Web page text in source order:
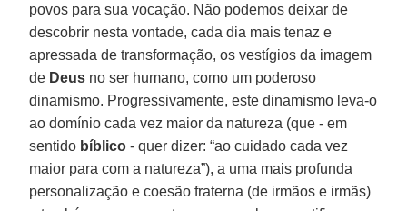
povos para sua vocação. Não podemos deixar de
descobrir nesta vontade, cada dia mais tenaz e
apressada de transformação, os vestígios da imagem
de Deus no ser humano, como um poderoso
dinamismo. Progressivamente, este dinamismo leva-o
ao domínio cada vez maior da natureza (que - em
sentido bíblico - quer dizer: “ao cuidado cada vez
maior para com a natureza”), a uma mais profunda
personalização e coesão fraterna (de irmãos e irmãs)